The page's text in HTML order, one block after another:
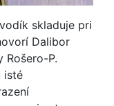
skladuje pri
Dalibor
P.
isté